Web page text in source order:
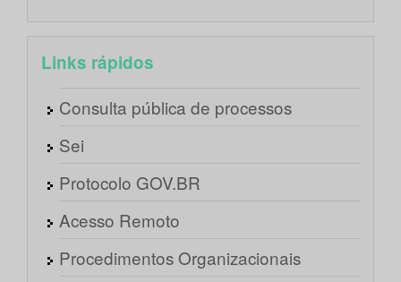
Links rápidos
Consulta pública de processos
Sei
Protocolo GOV.BR
Acesso Remoto
Procedimentos Organizacionais